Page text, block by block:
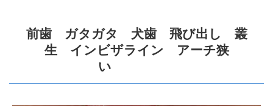
前歯 ガタガタ 犬歯 飛び出し 叢
生 インビザライン アーチ狭
い